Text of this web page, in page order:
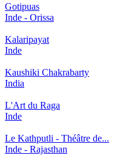
Gotipuas
Inde - Orissa
Kalaripayat
Inde
Kaushiki Chakrabarty
India
L'Art du Raga
Inde
Le Kathputli - Théâtre de...
Inde - Rajasthan